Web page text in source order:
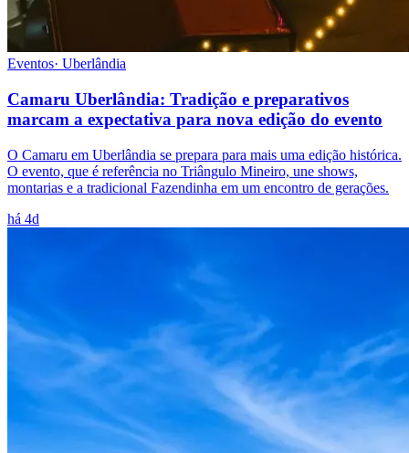
Eventos· Uberlândia
Camaru Uberlândia: Tradição e preparativos
marcam a expectativa para nova edição do evento
O Camaru em Uberlândia se prepara para mais uma edição histórica.
O evento, que é referência no Triângulo Mineiro, une shows,
montarias e a tradicional Fazendinha em um encontro de gerações.
há 4d